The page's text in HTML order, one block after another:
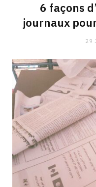
6 façons
journaux
29